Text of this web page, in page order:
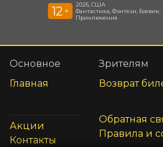
12 +
2026, США
Фантастика, Фэнтези, Боевик,
Приключения
Основное
Главная
Акции
Контакты
Зрителям
Возврат
Обратная
Правила и